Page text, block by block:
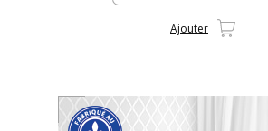
Ajouter